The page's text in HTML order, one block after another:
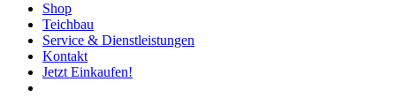
Shop
Teichbau
Service & Dienstleistungen
Kontakt
Jetzt Einkaufen!